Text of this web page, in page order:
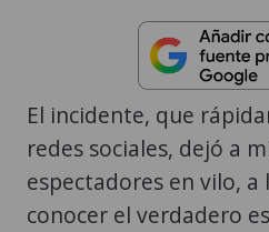
El incidente, que
redes sociales, dejó a
espectadores en vilo, a
conocer el verdadero